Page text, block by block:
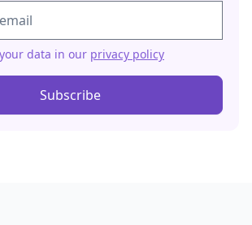
data in our privacy policy
Subscribe